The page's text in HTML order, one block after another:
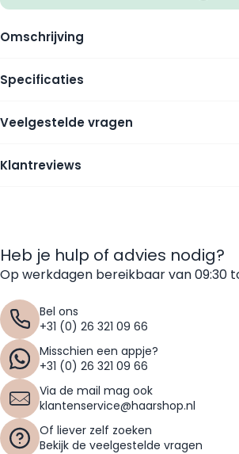
Omschrijving
Specificaties
Veelgestelde vragen
Klantreviews
Heb je hulp of advies nodig?
Op werkdagen bereikbaar van 09:30
Bel ons
+31 (0) 26 321 09 66
Misschien een appje?
+31 (0) 26 321 09 66
Via de mail mag ook
klantenservice@haarshop.nl
Of liever zelf zoeken
Bekijk de veelgestelde vragen